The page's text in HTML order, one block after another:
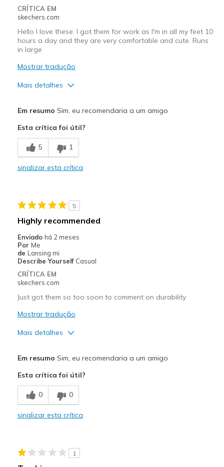
Special Occasions
Travel
View On Shoes
CRÍTICA EM
skechers.com
Hello I love these. I got them for work as I'm in all my feet 10
hours a day and they are very comfortable and cute. Runs
in large
Mostrar tradução
Mais detalhes
Comfortable
Melhores utilizações
Wear to work
Sizing
View On Shoes
I'm Really Into Shoes
Em resumo Sim, eu recomendaria a um amigo
Esta crítica foi útil?
5 1
sinalizar esta crítica
5
Highly recommended
Enviado há 2 meses
Por Me
de Lansing mi
Describe Yourself Casual
CRÍTICA EM
skechers.com
Just got them so too soon to comment on durability
Mostrar tradução
Mais detalhes
Breathe Well
Comfortable
Casual Wear
Em resumo Sim, eu recomendaria a um amigo
Esta crítica foi útil?
0 0
sinalizar esta crítica
1